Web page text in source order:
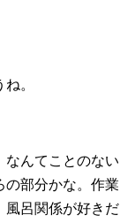
。
なんてことのない
の部分かな。作業
風呂関係が好きだ